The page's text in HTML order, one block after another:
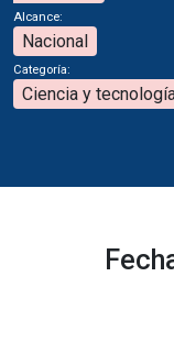
Alcance:
Nacional
Categoría:
Ciencia y